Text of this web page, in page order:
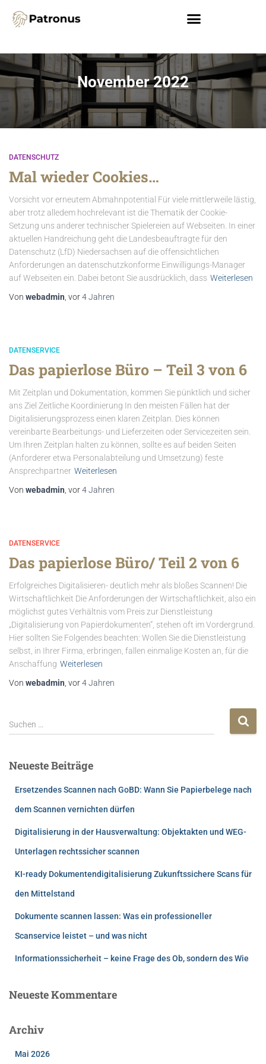
November 2022
DATENSCHUTZ
Mal wieder Cookies…
Vorsicht vor erneutem Abmahnpotential Für viele mittlerweile lästig,
aber trotz alledem hochrelevant ist die Thematik der Cookie-
Setzung uns anderer technischer Spielereien auf Webseiten. In einer
aktuellen Handreichung geht die Landesbeauftragte für den
Datenschutz (LfD) Niedersachsen auf die offensichtlichen
Anforderungen an datenschutzkonforme Einwilligungs-Manager
auf Webseiten ein. Dabei betont Sie ausdrücklich, dass Weiterlesen
Von webadmin , vor4 Jahren
DATENSERVICE
Das papierlose Büro – Teil 3 von 6
Mit Zeitplan und Dokumentation, kommen Sie pünktlich und sicher
ans Ziel Zeitliche Koordinierung In den meisten Fällen hat der
Digitalisierungsprozess einen klaren Zeitplan. Dies können
vereinbarte Bearbeitungs- und Lieferzeiten oder Servicezeiten sein.
Um Ihren Zeitplan halten zu können, sollte es auf beiden Seiten
(Anforderer etwa Personalabteilung und Umsetzung) feste
Ansprechpartner Weiterlesen
Von webadmin , vor4 Jahren
DATENSERVICE
Das papierlose Büro/ Teil 2 von 6
Erfolgreiches Digitalisieren- deutlich mehr als bloßes Scannen! Die
Wirtschaftlichkeit Die Anforderungen der Wirtschaftlichkeit, also ein
möglichst gutes Verhältnis vom Preis zur Dienstleistung
„Digitalisierung von Papierdokumenten“, stehen oft im Vordergrund.
Hier sollten Sie Folgendes beachten: Wollen Sie die Dienstleistung
selbst, in Ihrer Firma, erbringen, fallen einmalige Kosten an, für die
Anschaffung Weiterlesen
Von webadmin , vor4 Jahren
Suchen …
Neueste Beiträge
Ersetzendes Scannen nach GoBD: Wann Sie Papierbelege nach
dem Scannen vernichten dürfen
Digitalisierung in der Hausverwaltung: Objektakten und WEG-
Unterlagen rechtssicher scannen
KI-ready Dokumentendigitalisierung Zukunftssichere Scans für
den Mittelstand
Dokumente scannen lassen: Was ein professioneller
Scanservice leistet – und was nicht
Informationssicherheit – keine Frage des Ob, sondern des Wie
Neueste Kommentare
Archiv
Mai 2026